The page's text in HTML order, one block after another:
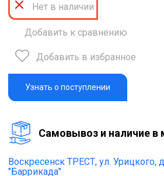
Нет в наличии
Добавить к сравнению
Добавить в избранное
Узнать о поступлении
Cамовывоз и наличие в
Воскресенск ТРЕСТ, ул. Урицкого,
"Баррикада"